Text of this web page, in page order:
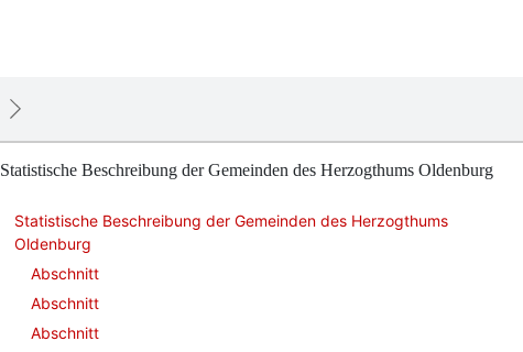
Statistische Beschreibung der Gemeinden des Herzogthums Oldenburg
Statistische Beschreibung der Gemeinden des Herzogthums
Oldenburg
Abschnitt
Abschnitt
Abschnitt